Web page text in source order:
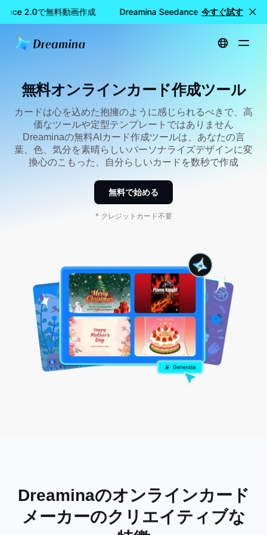
2.0で無料動画作成 Dreamina Seedance 2.0で無料動画作
今すぐ試す
ホーム 作成する 無料オンラインカード作成ツール
無料オンラインカード作成ツール
カードは心を込めた抱擁のように感じられるべきで、高
価なツールや定型テンプレートではありません
Dreaminaの無料AIカード作成ツールは、あなたの言
葉、色、気分を素晴らしいパーソナライズデザインに変
換心のこもった、自分らしいカードを数秒で作成
無料で始める
* クレジットカード不要
Dreaminaのオンラインカード
メーカーのクリエイティブな